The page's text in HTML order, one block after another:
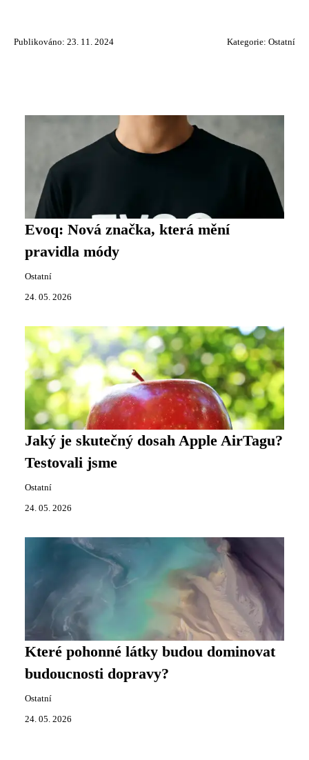
Publikováno: 23. 11. 2024 Kategorie: Ostatní
Evoq: Nová značka, která mění
pravidla módy
Ostatní
24. 05. 2026
Jaký je skutečný dosah Apple AirTagu?
Testovali jsme
Ostatní
24. 05. 2026
Které pohonné látky budou dominovat
budoucnosti dopravy?
Ostatní
24. 05. 2026